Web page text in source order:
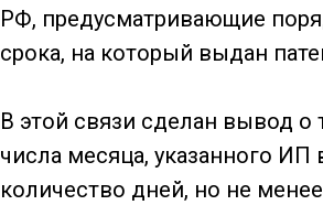
РФ, предусматривающие
срока, на который выдан
В этой связи сделан вывод
числа месяца, указанного ИП
количество дней, но не